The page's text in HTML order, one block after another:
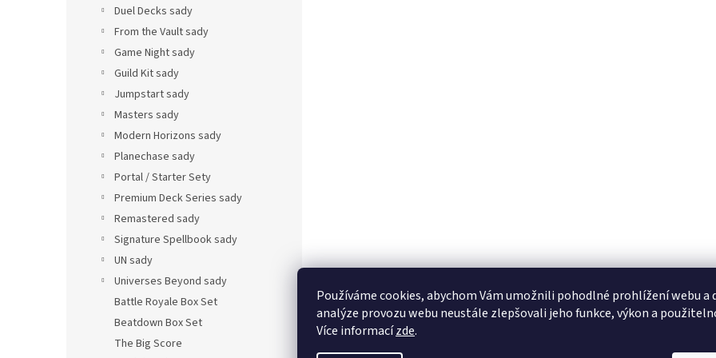
Používáme cookies, abychom Vám umožnili pohodlné prohlížení webu a
analýze provozu webu neustále zlepšovali jeho funkce, výkon a
Více informacízde.
Duel Decks sady
From the Vault sady
Game Night sady
Guild Kit sady
Jumpstart sady
Masters sady
Modern Horizons sady
Planechase sady
Portal / Starter Sety
Premium Deck Series sady
Remastered sady
Signature Spellbook sady
UN sady
Universes Beyond sady
Battle Royale Box Set
Beatdown Box Set
The Big Score